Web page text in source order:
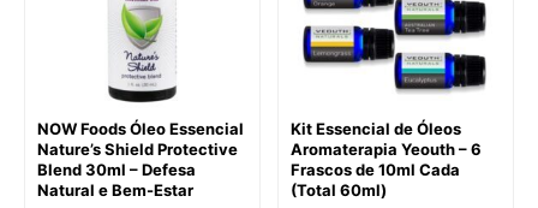
NOW Foods Óleo Essencial
Nature’s Shield Protective
Blend 30ml – Defesa
Natural e Bem-Estar
Kit Essencial de Óleos
Aromaterapia Yeouth – 6
Frascos de 10ml Cada
(Total 60ml)